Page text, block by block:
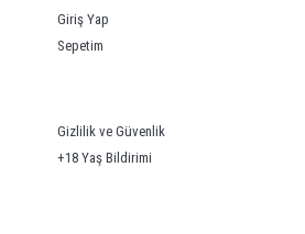
Giriş Yap
Sepetim
Gizlilik ve Güvenlik
+18 Yaş Bildirimi